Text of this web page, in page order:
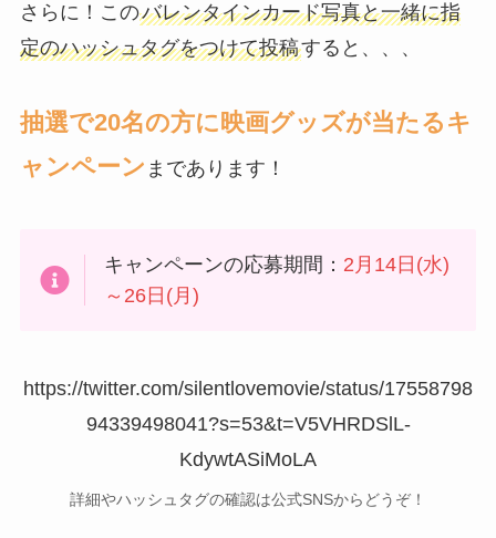
さらに！このバレンタインカード写真と一緒に指
定のハッシュタグをつけて投稿すると、、、
抽選で20名の方に映画グッズが当たるキ
ャンペーン まであります！
キャンペーンの応募期間： 2月14日(水)
～26日(月)
https://twitter.com/silentlovemovie/status/17558798
94339498041?s=53&t=V5VHRDSlL-
KdywtASiMoLA
詳細やハッシュタグの確認は公式SNSからどうぞ！